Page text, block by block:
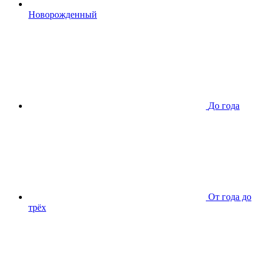
Новорожденный
До года
От года до
трёх